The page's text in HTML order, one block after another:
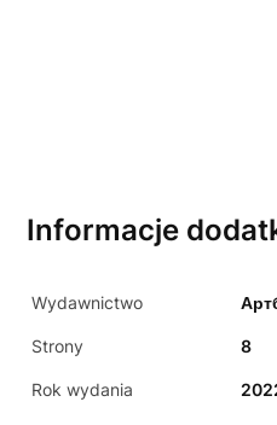
Informacje
Wydawnictwo
Strony 8
Rok wydania